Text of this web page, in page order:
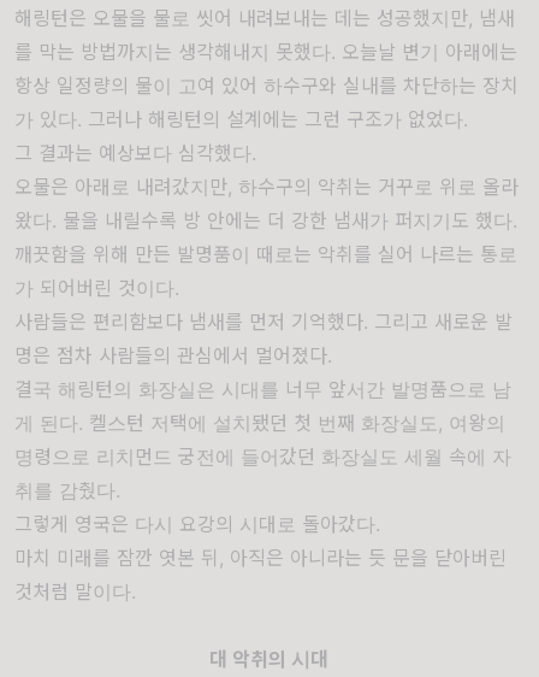
해링턴은 오물을 물로 씻어 내려보내는 데는 성공했지만, 냄새
를 막는 방법까지는 생각해내지 못했다. 오늘날 변기 아래에는
항상 일정량의 물이 고여 있어 하수구와 실내를 차단하는 장치
가 있다. 그러나 해링턴의 설계에는 그런 구조가 없었다.
그 결과는 예상보다 심각했다.
오물은 아래로 내려갔지만, 하수구의 악취는 거꾸로 위로 올라
왔다. 물을 내릴수록 방 안에는 더 강한 냄새가 퍼지기도 했다.
깨끗함을 위해 만든 발명품이 때로는 악취를 실어 나르는 통로
가 되어버린 것이다.
사람들은 편리함보다 냄새를 먼저 기억했다. 그리고 새로운 발
명은 점차 사람들의 관심에서 멀어졌다.
결국 해링턴의 화장실은 시대를 너무 앞서간 발명품으로 남
게 된다. 켈스턴 저택에 설치됐던 첫 번째 화장실도, 여왕의
명령으로 리치먼드 궁전에 들어갔던 화장실도 세월 속에 자
취를 감췄다.
그렇게 영국은 다시 요강의 시대로 돌아갔다.
마치 미래를 잠깐 엿본 뒤, 아직은 아니라는 듯 문을 닫아버린
것처럼 말이다.
대 악취의 시대